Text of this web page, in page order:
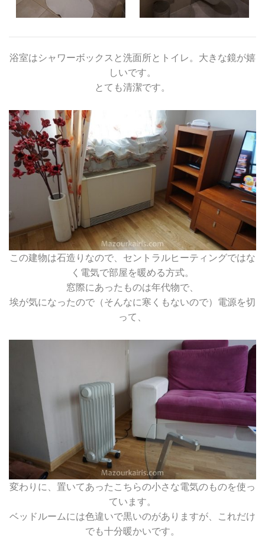
浴室はシャワーボックスと洗面所とトイレ。大きな鏡が嬉
しいです。
とても清潔です。
この建物は石造りなので、セントラルヒーティングではな
く電気で部屋を暖める方式。
窓際にあったものは年代物で、
埃が気になったので（そんなに寒くもないので）電源を切
って、
変わりに、置いてあったこちらの小さな電気のものを使っ
ています。
ベッドルームには色違いで黒いのがありますが、これだけ
でも十分暖かいです。